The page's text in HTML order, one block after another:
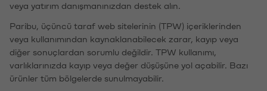
veya yatırım danışmanınızdan destek alın.
Paribu, üçüncü taraf web sitelerinin (TPW) içeriklerinden
veya kullanımından kaynaklanabilecek zarar, kayıp veya
diğer sonuçlardan sorumlu değildir. TPW kullanımı,
varlıklarınızda kayıp veya değer düşüşüne yol açabilir. Bazı
ürünler tüm bölgelerde sunulmayabilir.